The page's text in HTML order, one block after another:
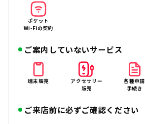
ポケット
Wi-Fiの契約
ご案内していないサービス
端末販売
アクセサリー
販売
各種申請
手続き
ご来店前に必ずご確認ください